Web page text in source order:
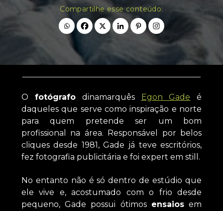
Compartilhe esse conteúdo:
O fotógrafodinamarquês Egon Gade é
daqueles que serve como inspiração e norte
para quem pretende ser um bom
profissional na área. Responsável por belos
cliques desde 1981, Gade já teve escritórios,
fez fotografia publicitária e foi expert em still.
No entanto não é só dentro de estúdio que
ele vive e, acostumado com o frio desde
pequeno, Gade possui ótimos ensaios em